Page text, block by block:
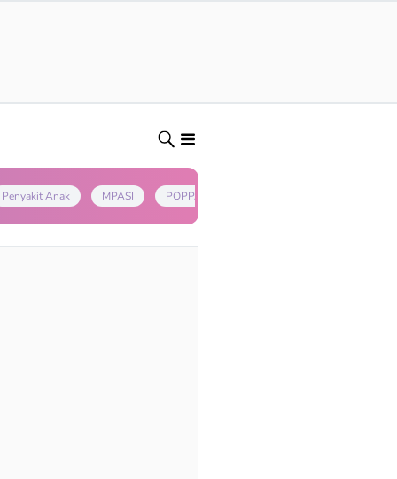
Penyakit Anak MPASI POPPAPA